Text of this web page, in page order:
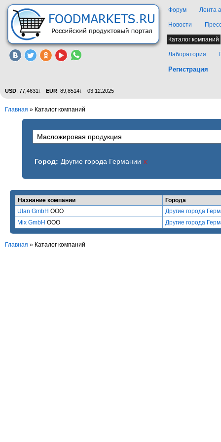
Форум Лента
Новости
Каталог компаний
Лаборатория
Регистрация
USD: 77,4631↓ EUR: 89,8514↓ - 03.12.2025
Главная » Каталог компаний
Город: Другие города Германии x
Название компании
Города
Ulan GmbH ООО
Другие города
Mix GmbH ООО Другие города
Главная » Каталог компаний